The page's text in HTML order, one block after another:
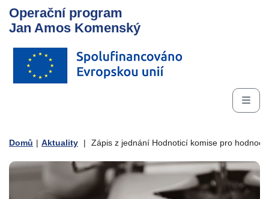
Operační program
Jan Amos Komenský
Domů | Aktuality | Zápis z jednání Hodnoticí komise pro